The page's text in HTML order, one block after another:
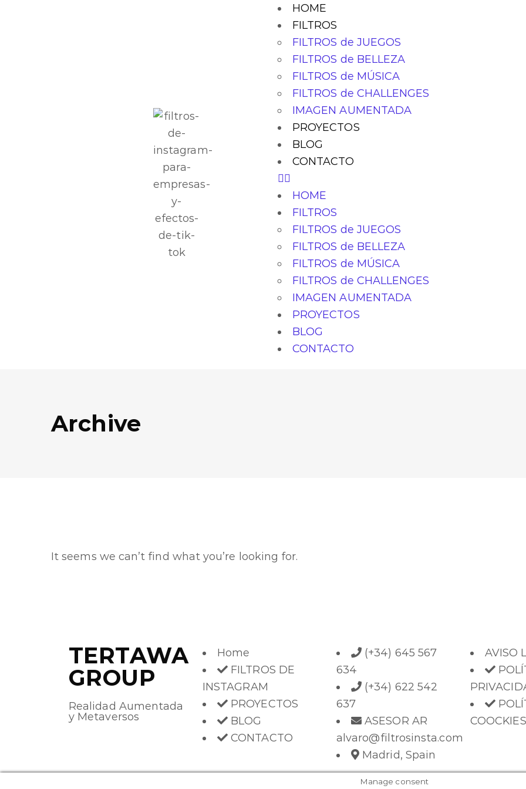
HOME
FILTROS
FILTROS de JUEGOS
FILTROS de BELLEZA
FILTROS de MÚSICA
FILTROS de CHALLENGES
IMAGEN AUMENTADA
PROYECTOS
BLOG
CONTACTO
HOME
FILTROS
FILTROS de JUEGOS
FILTROS de BELLEZA
FILTROS de MÚSICA
FILTROS de CHALLENGES
IMAGEN AUMENTADA
PROYECTOS
BLOG
CONTACTO
Archive
It seems we can’t find what you’re looking for.
TERTAWA
GROUP
Realidad Aumentada
y Metaversos
Home
FILTROS DE
INSTAGRAM
PROYECTOS
BLOG
CONTACTO
(+34) 645 567
634
(+34) 622 542
637
ASESOR AR
alvaro@filtrosinsta.com
Madrid, Spain
AVISO
COOCKIES
Manage consent